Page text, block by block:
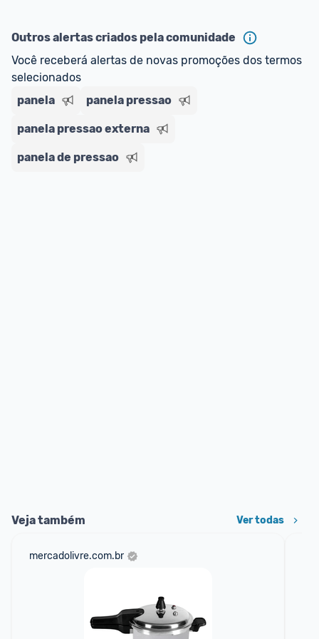
E lembre-se:
comunidade para tirar dúvidas ou acionar os
nossos Admins marcando
comentário ou através do Fale com o Promobit.
Outros alertas criados pela comunidade
Você receberá alertas de novas promoções dos termos
selecionados
panela
panela pressao
panela pressao externa
panela de pressao
Veja também Ver todas
mercadolivre.com.br